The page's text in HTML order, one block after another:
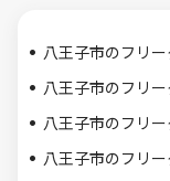
八王子市のフリ
八王子市のフリ
八王子市のフリ
八王子市のフリ